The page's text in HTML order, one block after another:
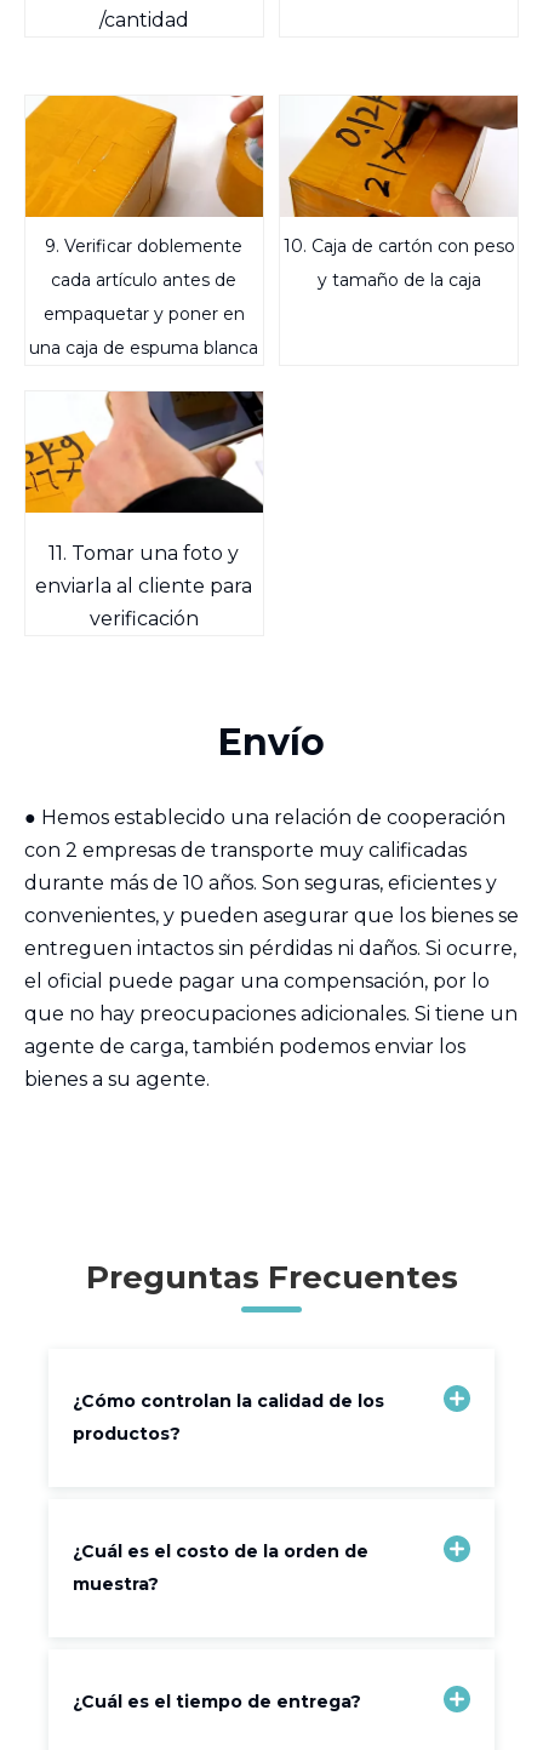
/cantidad
9. Verificar doblemente
cada artículo antes de
empaquetar y poner en
una caja de espuma blanca
10. Caja de cartón con peso
y tamaño de la caja
11. Tomar una foto y
enviarla al cliente para
verificación
Envío
● Hemos establecido una relación de cooperación
con 2 empresas de transporte muy calificadas
durante más de 10 años. Son seguras, eficientes y
convenientes, y pueden asegurar que los bienes se
entreguen intactos sin pérdidas ni daños. Si ocurre,
el oficial puede pagar una compensación, por lo
que no hay preocupaciones adicionales. Si tiene un
agente de carga, también podemos enviar los
bienes a su agente.
Preguntas Frecuentes
¿Cómo controlan la calidad de los
productos?
¿Cuál es el costo de la orden de
muestra?
¿Cuál es el tiempo de entrega?